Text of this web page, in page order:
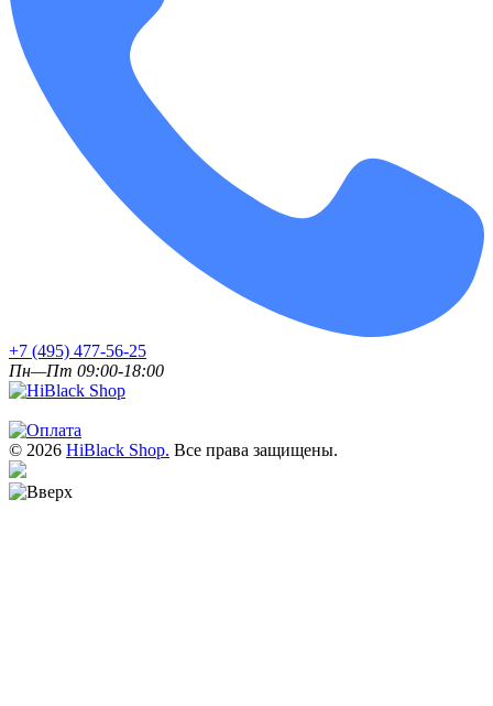
+7 (495) 477-56-25
Пн—Пт 09:00-18:00
© 2026 HiBlack Shop. Все права защищены.